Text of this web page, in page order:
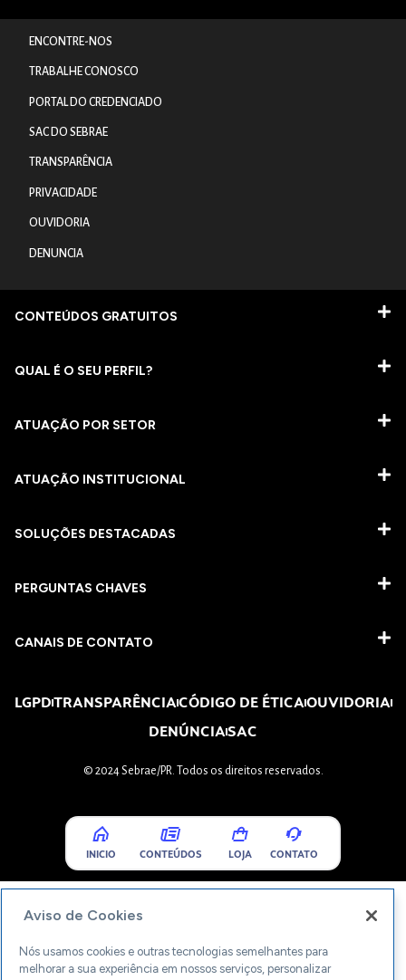
ENCONTRE-NOS
TRABALHE CONOSCO
PORTAL DO CREDENCIADO
SAC DO SEBRAE
TRANSPARÊNCIA
PRIVACIDADE
OUVIDORIA
DENUNCIA
CONTEÚDOS GRATUITOS
QUAL É O SEU PERFIL?
ATUAÇÃO POR SETOR
ATUAÇÃO INSTITUCIONAL
SOLUÇÕES DESTACADAS
PERGUNTAS CHAVES​
CANAIS DE CONTATO
LGPDTRANSPARÊNCIACÓDIGO DE ÉTICAOUVIDORIA
DENÚNCIASAC
© 2024 Sebrae/PR. Todos os direitos reservados.
INICIO CONTEÚDOS LOJA CONTATO
Aviso de Cookies
Nós usamos cookies e outras tecnologias semelhantes para
melhorar a sua experiência em nossos serviços, personalizar